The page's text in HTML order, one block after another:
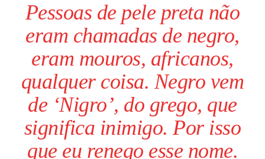
Pessoas de pele preta não
eram chamadas de negro,
eram mouros, africanos,
qualquer coisa. Negro vem
de ‘Nigro’, do grego, que
significa inimigo. Por isso
que eu renego esse nome.